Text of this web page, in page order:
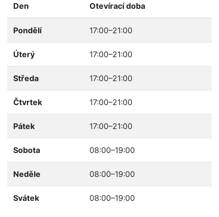
Den Otevírací doba
Pondělí 17:00–21:00
Úterý 17:00–21:00
Středa 17:00–21:00
Čtvrtek 17:00–21:00
Pátek 17:00–21:00
Sobota 08:00–19:00
Neděle 08:00–19:00
Svátek 08:00–19:00